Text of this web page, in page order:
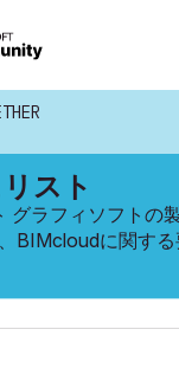
スト
グラフィソフトの
BIMcloudに関する